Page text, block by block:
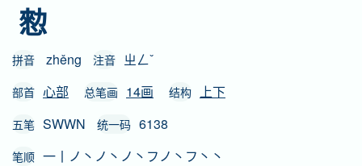
愸
拼音 zhěng 注音 ㄓㄥˇ
部首 心部 总笔画 14画 结构 上下
五笔 SWWN 统一码 6138
笔顺 一丨ノ丶ノ丶ノ丶フノ丶フ丶丶